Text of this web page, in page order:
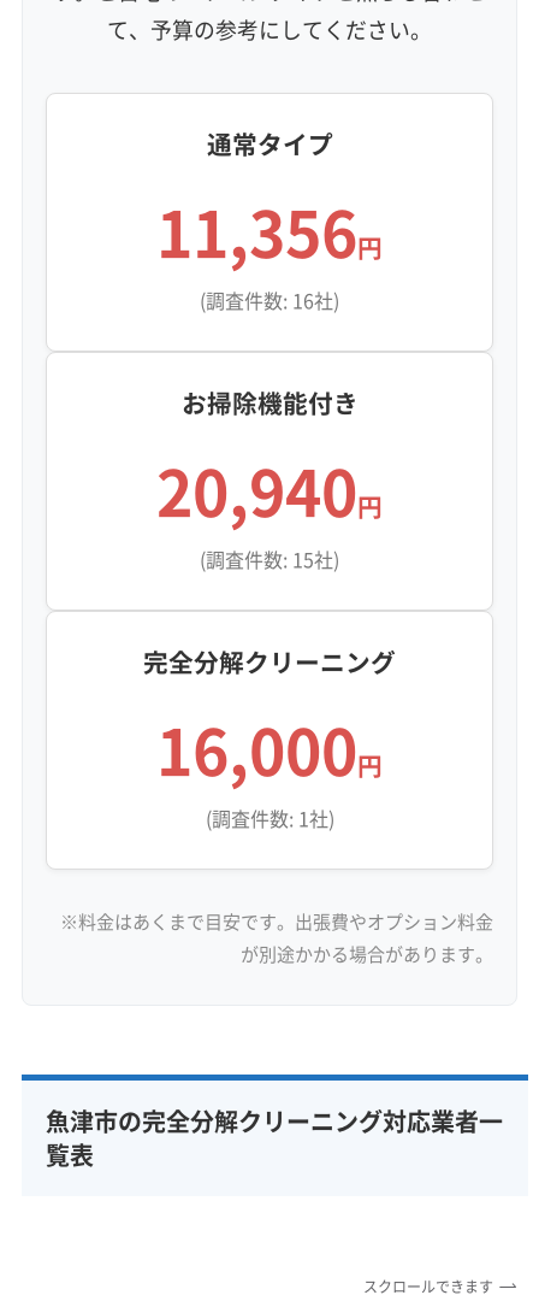
て、予算の参考にしてください。
通常タイプ
11,356円
(調査件数: 16社)
お掃除機能付き
20,940円
(調査件数: 15社)
完全分解クリーニング
16,000円
(調査件数: 1社)
※料金はあくまで目安です。出張費やオプション料金
が別途かかる場合があります。
魚津市の完全分解クリーニング対応業者一
覧表
スクロールできます